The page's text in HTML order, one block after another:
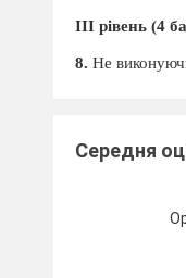
IIІ рівень (4
8.Не
Варіант 2.
У завданнях
Середня